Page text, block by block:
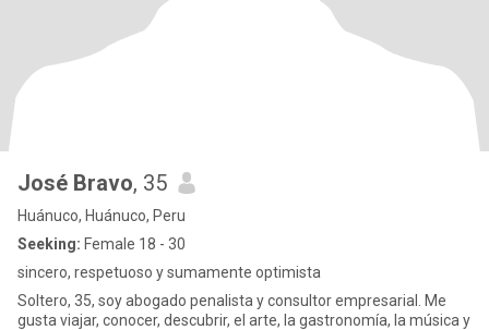
José Bravo, 35
Huánuco, Huánuco, Peru
Seeking: Female 18 - 30
sincero, respetuoso y sumamente optimista
Soltero, 35, soy abogado penalista y consultor empresarial. Me
gusta viajar, conocer, descubrir, el arte, la gastronomía, la música y